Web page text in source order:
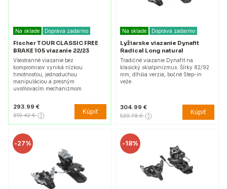
Na sklade Doprava zadarmo
Fischer TOUR CLASSIC FREE
BRAKE 105 viazanie 22/23
Všestranné viazanie bez
kompromisov vyniká nízkou
hmotnosťou, jednoduchou
manipuláciou a presným
uvoľňovacím mechanizmom.
293.99 €
619.42 € Kúpiť
Na sklade Doprava zadarmo
Lyžiarske viazanie Dynafit
Radical Long natural
Tradičné viazanie Dynafit na
klasický skialpinizmus. Šírky 82/92
mm, dlhšia verzia, bočné Step-in
veže.
304.99 €
539.78 € Kúpiť
-27% -18%